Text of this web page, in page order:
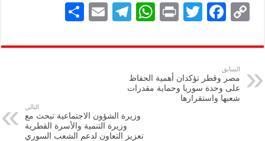
C
p
y
Li
n
F
eb
k
T
tt
er
P
nt
W
at
A
p
Te
gr
E
ai
ar
السابق
مصر وقطر تؤكدان أهمية الحفاظ
على وحدة سوريا وحماية مقدرات
شعبها واستقرارها
التالي
وزيرة الشؤون الاجتماعية تبحث مع
وزيرة التنمية والأسرة القطرية
تعزيز التعاون لدعم الشعب السوري